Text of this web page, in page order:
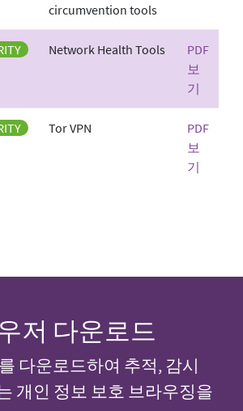
circumvention tools
Network Health Tools
PDF
보
기
Tor VPN
PDF
보
기
저 다운로드
다운로드하여 추적, 감시
개인 정보 보호 브라우징을